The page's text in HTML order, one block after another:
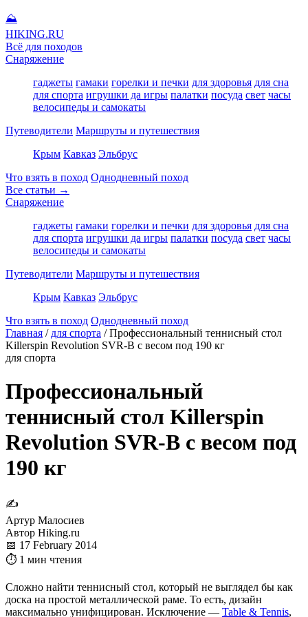
⛰
HIKING.RU
Всё для походов
Снаряжение
гаджеты гамаки горелки и печки для здоровья для сна
для спорта игрушки да игры палатки посуда свет часы
велосипеды и самокаты
Путеводители Маршруты и путешествия
Крым Кавказ Эльбрус
Что взять в поход Однодневный поход
Все статьи →
Снаряжение
гаджеты гамаки горелки и печки для здоровья для сна
для спорта игрушки да игры палатки посуда свет часы
велосипеды и самокаты
Путеводители Маршруты и путешествия
Крым Кавказ Эльбрус
Что взять в поход Однодневный поход
Главная / для спорта / Профессиональный теннисный стол
Killerspin Revolution SVR-B с весом под 190 кг
для спорта
Профессиональный
теннисный стол Killerspin
Revolution SVR-B с весом под
190 кг
✍
Артур Малосиев
Автор Hiking.ru
📅 17 February 2014
⏱ 1 мин чтения
Сложно найти теннисный стол, который не выглядел бы как
доска на простой металлической раме. То есть, дизайн
максимально унифицирован. Исключение — Table & Tennis,